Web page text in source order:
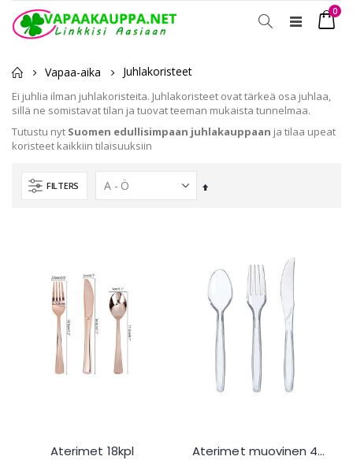
Toggle
0
Vapaa-aika Juhlakoristeet
Ei juhlia ilman juhlakoristeita. Juhlakoristeet ovat tärkeä osa juhlaa,
sillä ne somistavat tilan ja tuovat teeman mukaista tunnelmaa.
Tutustu nyt Suomen edullisimpaan juhlakauppaan ja tilaa upeat
koristeet kaikkiin tilaisuuksiin
FILTERS
Laskevassa
Aterimet 18kpl Aterimet muovinen 48-144kpl